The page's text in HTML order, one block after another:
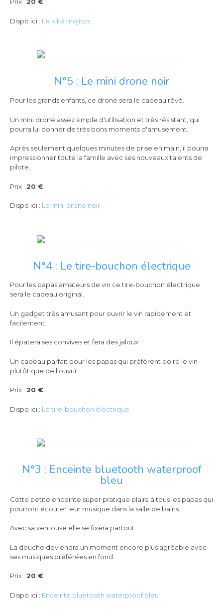
Prix : 20 €
Dispo ici : Le kit à mojitos
N°5 : Le mini drone noir
Pour les grands enfants, ce drone sera le cadeau rêvé.
Un mini drone assez simple d'utilisation et très résistant, qui
pourra lui donner de très bons moments d'amusement.
Après seulement quelques minutes de prise en main, il pourra
impressionner toute la famille avec ses nouveaux talents de
pilote.
Prix : 20 €
Dispo ici : Le mini drone noir
N°4 : Le tire-bouchon électrique
Pour les papas amateurs de vin ce tire-bouchon électrique
sera le cadeau original.
Un gadget très amusant pour ouvrir le vin rapidement et
facilement.
Il épatera ses convives et fera des jaloux.
Un cadeau parfait pour les papas qui préfèrent boire le vin
plutôt que de l’ouvrir.
Prix : 20 €
Dispo ici : Le tire-bouchon électrique
N°3 : Enceinte bluetooth waterproof
bleu
Cette petite enceinte super pratique plaira à tous les papas qui
pourront écouter leur musique dans la salle de bains.
Avec sa ventouse elle se fixera partout.
La douche deviendra un moment encore plus agréable avec
ses musiques préférées en fond.
Prix : 20 €
Dispo ici : Enceinte bluetooth waterproof bleu